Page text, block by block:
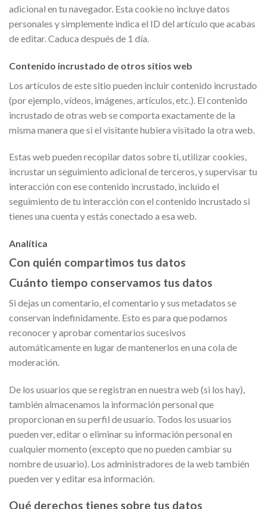
adicional en tu navegador. Esta cookie no incluye datos
personales y simplemente indica el ID del artículo que acabas
de editar. Caduca después de 1 día.
Contenido incrustado de otros sitios web
Los artículos de este sitio pueden incluir contenido incrustado
(por ejemplo, vídeos, imágenes, artículos, etc.). El contenido
incrustado de otras web se comporta exactamente de la
misma manera que si el visitante hubiera visitado la otra web.
Estas web pueden recopilar datos sobre ti, utilizar cookies,
incrustar un seguimiento adicional de terceros, y supervisar tu
interacción con ese contenido incrustado, incluido el
seguimiento de tu interacción con el contenido incrustado si
tienes una cuenta y estás conectado a esa web.
Analítica
Con quién compartimos tus datos
Cuánto tiempo conservamos tus datos
Si dejas un comentario, el comentario y sus metadatos se
conservan indefinidamente. Esto es para que podamos
reconocer y aprobar comentarios sucesivos
automáticamente en lugar de mantenerlos en una cola de
moderación.
De los usuarios que se registran en nuestra web (si los hay),
también almacenamos la información personal que
proporcionan en su perfil de usuario. Todos los usuarios
pueden ver, editar o eliminar su información personal en
cualquier momento (excepto que no pueden cambiar su
nombre de usuario). Los administradores de la web también
pueden ver y editar esa información.
Qué derechos tienes sobre tus datos